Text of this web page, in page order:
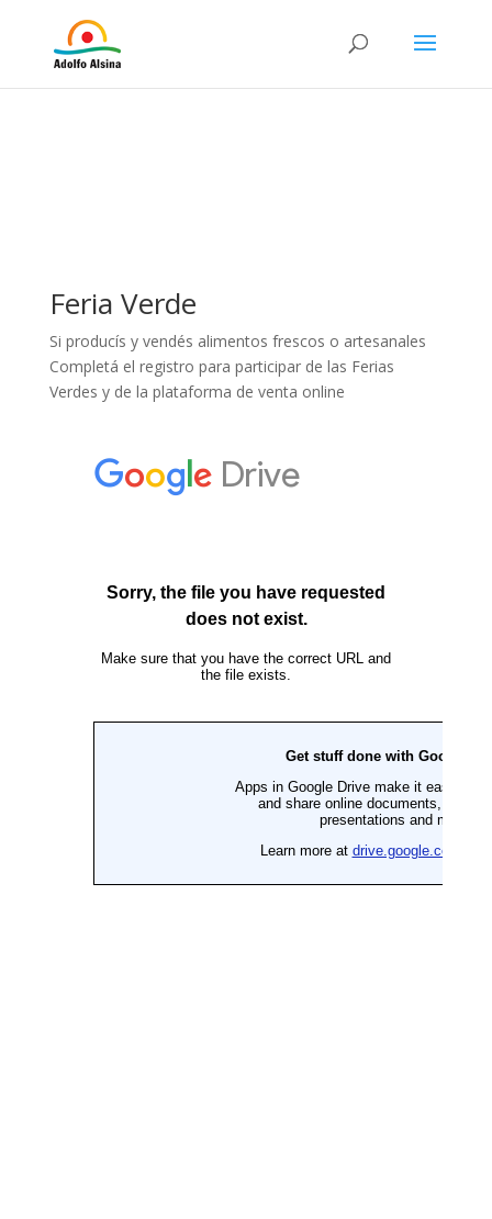
Feria Verde
Si producís y vendés alimentos frescos o artesanales
Completá el registro para participar de las Ferias
Verdes y de la plataforma de venta online